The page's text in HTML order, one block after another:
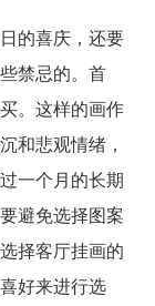
的喜庆，还要
禁忌的。首
。这样的画作
和悲观情绪，
一个月的长期
避免选择图案
择客厅挂画的
好来进行选